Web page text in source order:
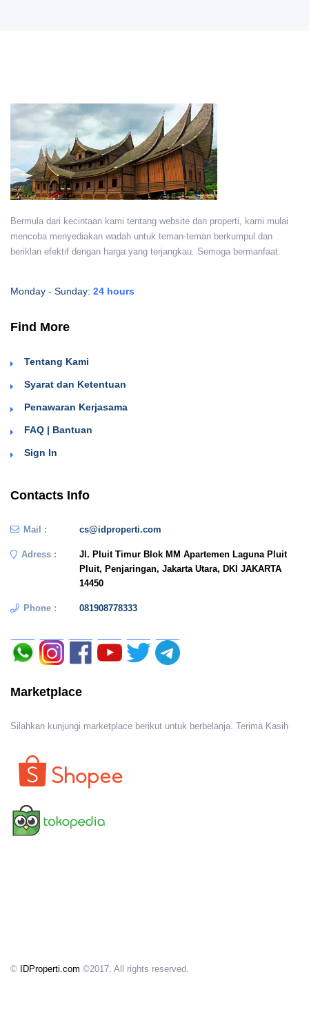
Bermula dari kecintaan kami tentang website dan properti, kami mulai
mencoba menyediakan wadah untuk teman-teman berkumpul dan
beriklan efektif dengan harga yang terjangkau. Semoga bermanfaat.
Monday - Sunday: 24 hours
Find More
Tentang Kami
Syarat dan Ketentuan
Penawaran Kerjasama
FAQ | Bantuan
Sign In
Contacts Info
Mail : cs@idproperti.com
Adress :
Jl. Pluit Timur Blok MM Apartemen Laguna Pluit
Pluit, Penjaringan, Jakarta Utara, DKI JAKARTA
14450
Phone : 081908778333
Marketplace
Silahkan kunjungi marketplace berikut untuk berbelanja. Terima Kasih
© IDProperti.com ©2017. All rights reserved.